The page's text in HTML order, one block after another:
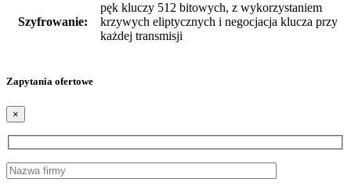
Szyfrowanie:
pęk kluczy 512 bitowych, z wykorzystaniem
krzywych eliptycznych i negocjacja klucza przy
każdej transmisji
Zapytania ofertowe
×